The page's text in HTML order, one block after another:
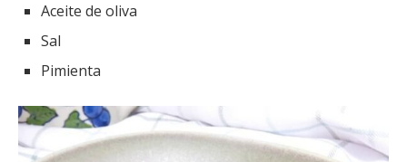
Aceite de oliva
Sal
Pimienta